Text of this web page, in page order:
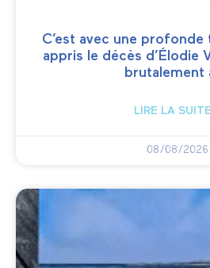
C’est avec une profonde
appris le décès d’Élodie
brutalement
LIRE LA
08/08/2026